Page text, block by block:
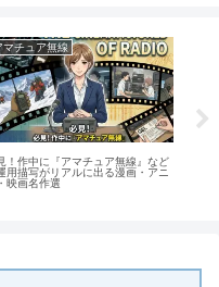
マチュア無線
！作中に『アマチュア無線』など
用描写がリアルに出る漫画・アニ
映画名作選